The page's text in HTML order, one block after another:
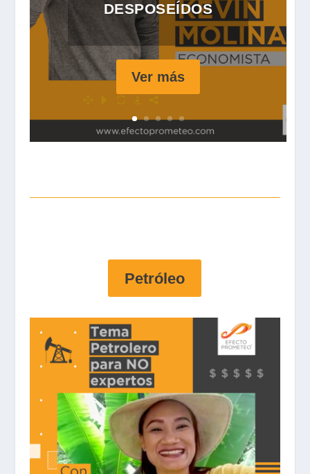
DESPOSEÍDOS
Ver más
Petróleo